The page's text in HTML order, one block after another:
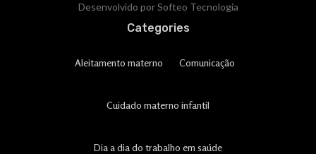
Desenvolvido por Softeo Tecnologia
Categories
Aleitamento materno Comunicação
Cuidado materno infantil
Dia a dia do trabalho em saúde